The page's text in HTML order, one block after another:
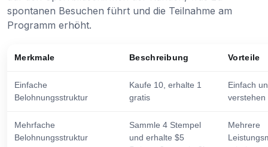
spontanen Besuchen führt und die Teilnahme am
Programm erhöht.
Merkmale Beschreibung Vorteile
Einfache
Belohnungsstruktur
Kaufe 10, erhalte 1
gratis
Einfach
verstehen
Mehrfache
Belohnungsstruktur
Sammle 4 Stempel
und erhalte $5
Mehrere